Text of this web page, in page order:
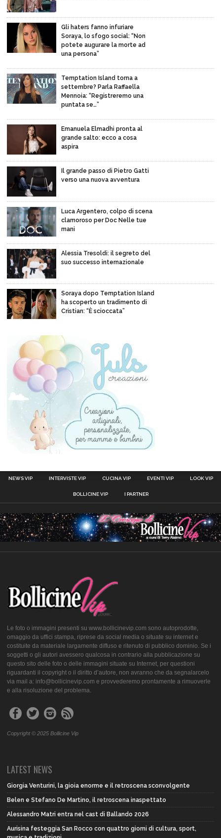
Gli haters fanno infuriare
Soraya, lo sfogo social: “Non
potete augurare la morte ad
una persona”
Temptation Island torna a
settembre? Parla Raffaella
Mennoia: “Registreremo una
puntata se…”
Emanuela Elmadhi pronta al
grande salto: ecco a cosa
aspira
Il grande passo di Pietro Gatti
verso una nuova avventura
Luca Argentero, colpo di scena
clamoroso per Doc Nelle tue
mani
Alessia Tresoldi: il segreto del
suo successo internazionale
Soraya dopo Temptation Island
ha scoperto un tradimento di
Cristian: “È scioccata”
NEWS VIP INTERVISTE VIP CUCINA VIP EVENTI VIP LOOK VIP
BOLLICINE VIP I PARTNER
Le foto o immagini presenti su www.bollicinevip.com sono autoprodotte,
omaggio da uffici stampa, riprese da social media o situate su internet e
costituite da materiale largamente diffuso e ritenuto di pubblico dominio. Se i
soggetti o gli autori avessero qualcosa in contrario alla pubblicazione su
questo sito delle foto o delle immagini situate su Internet, per questioni
riguardanti il copyright o il diritto d’autore, non avranno che da segnalarcelo
via mail a: info@bollicinevip.com e provvederemo prontamente a rimuoverle
e alla risoluzione del problema.
Copyright © 2025 Bollicine Vip
LATEST NEWS
Giorgia Venturini, la gioia enorme e il retroscena sconvolgente
Belen e Stefano De Martino, il retroscena inaspettato
Alessandro Matri entra nel cast di Ballando 2026
Aurisina festeggia San Rocco con quattro giorni di cultura, sport,